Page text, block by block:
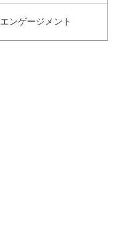
エンゲージメント